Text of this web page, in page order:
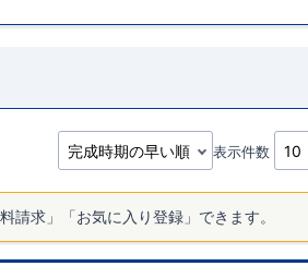
表示件数
請求」「お気に入り登録」できます。